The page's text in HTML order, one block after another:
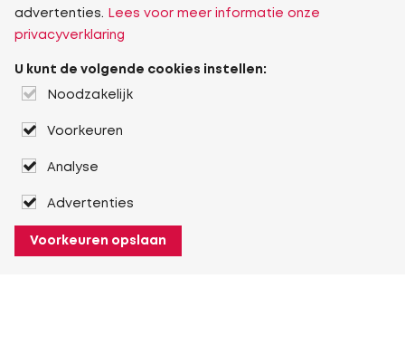
advertenties.
Lees voor meer informatie onze
privacyverklaring
U kunt de volgende cookies instellen:
Noodzakelijk
Voorkeuren
Analyse
Advertenties
Voorkeuren opslaan